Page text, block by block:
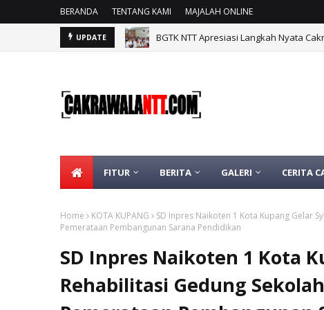
BERANDA TENTANG KAMI MAJALAH ONLINE
UPDATE BGTK NTT Apresiasi Langkah Nyata
FITUR BERITA GALERI CERITA
Home KOTA KUPANG
SD Inpres Naikoten 1 Kota Kupang Gelar
Pemerataan Pembangunan Sarana Pendidikan
SD Inpres Naikoten 1 Kota
Rehabilitasi Gedung